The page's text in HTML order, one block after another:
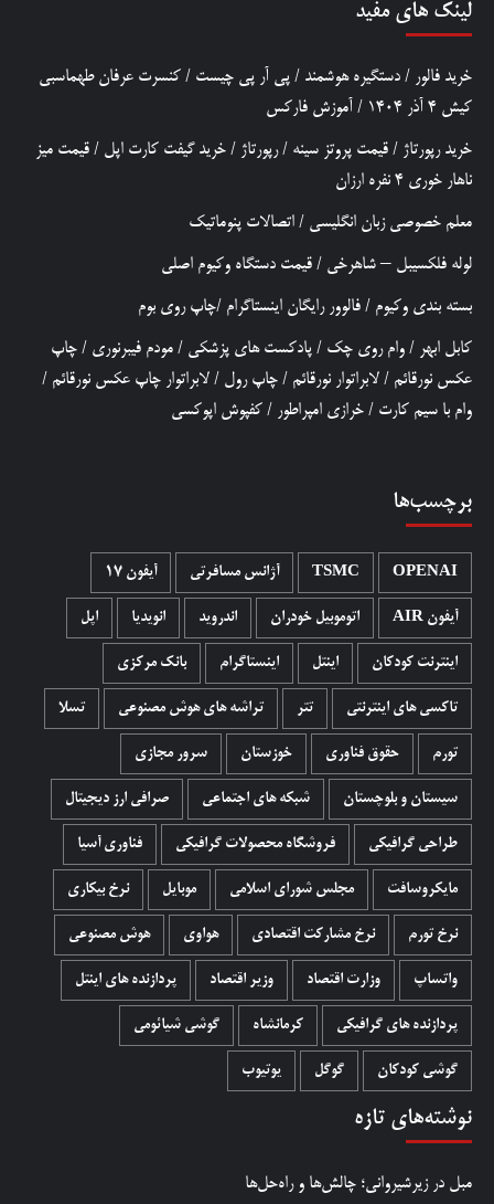
لینک های مفید
خرید فالور / دستگیره هوشمند / پی آر پی چیست / کنسرت عرفان طهماسبی
کیش 4 آذر 1404
/ آموزش فارکس
خرید رپورتاژ / قیمت پروتز سینه /رپورتاژ / خرید گیفت کارت اپل / قیمت میز
ناهار خوری 4 نفره ارزان
معلم خصوصی زبان انگلیسی / اتصالات پنوماتیک
لوله فلکسیبل – شاهرخی / قیمت دستگاه وکیوم اصلی
بسته بندی وکیوم / فالوور رایگان اینستاگرام /چاپ روی بوم
کابل ابهر / وام روی چک / پادکست های پزشکی / مودم فیبرنوری / چاپ
عکس نورقائم / لابراتوار نورقائم / چاپ رول / لابراتوار چاپ عکس نورقائم /
وام با سیم کارت / خرازی امپراطور / کفپوش اپوکسی
برچسب‌ها
OPENAI
TSMC آژانس مسافرتی آیفون 17
آیفون AIR اتوموبیل خودران اندروید انویدیا اپل
اینترنت کودکان اینتل اینستاگرام بانک مرکزی
تاکسی های اینترنتی تتر تراشه های هوش مصنوعی تسلا
تورم حقوق فناوری خوزستان سرور مجازی
سیستان و بلوچستان شبکه های اجتماعی صرافی ارز دیجیتال
طراحی گرافیکی فروشگاه محصولات گرافيکی فناوری آسیا
مایکروسافت مجلس شورای اسلامی موبایل نرخ بیکاری
نرخ تورم نرخ مشارکت اقتصادی هواوی هوش مصنوعی
واتساپ وزارت اقتصاد وزیر اقتصاد پردازنده های اینتل
پردازنده های گرافیکی کرمانشاه گوشی شیائومی
گوشی کودکان گوگل یوتیوب
نوشته‌های تازه
مبل در زیرشیروانی؛ چالش‌ها و راه‌حل‌ها